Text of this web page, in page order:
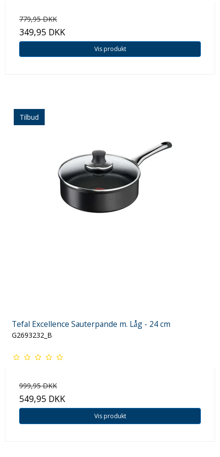
779,95 DKK
349,95 DKK
Vis produkt
Tilbud
Tefal Excellence Sauterpande m. Låg - 24 cm
G2693232_B
999,95 DKK
549,95 DKK
Vis produkt